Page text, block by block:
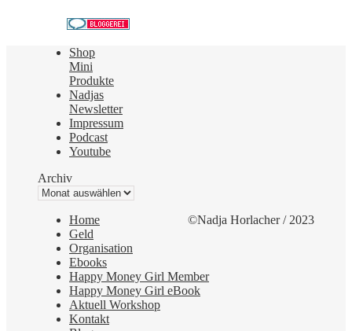
Shop
Mini
Produkte
Nadjas
Newsletter
Impressum
Podcast
Youtube
Archiv
©Nadja Horlacher / 2023
Home
Geld
Organisation
Ebooks
Happy Money Girl Member
Happy Money Girl eBook
Aktuell Workshop
Kontakt